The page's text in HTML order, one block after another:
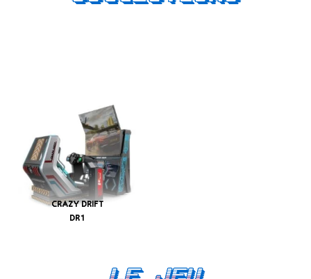
Le Jeu
CRAZY DRIFT
DR1